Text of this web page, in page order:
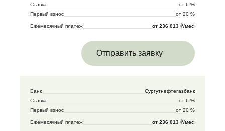
Ставка
от 6 %
Первый взнос
от 20 %
Ежемесячный платеж от 236 013 ₽/мес
Отправить заявку
Банк
Сургутнефтегазбанк
Ставка
от 6 %
Первый взнос
от 20 %
Ежемесячный платеж от 236 013 ₽/мес